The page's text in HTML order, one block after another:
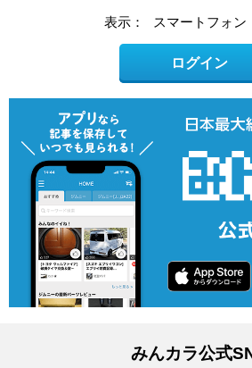
表示： スマートフォン
ログイン
みんカラ公式